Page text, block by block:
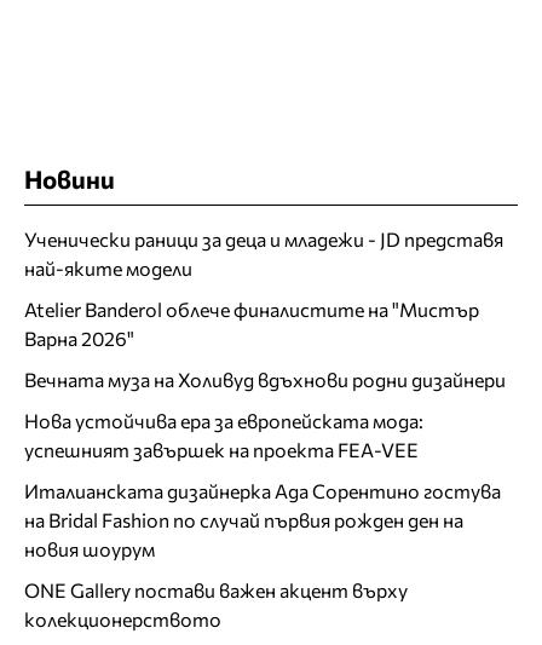
Новини
Ученически раници за деца и младежи - JD представя
най-яките модели
Atelier Banderol облече финалистите на "Мистър
Варна 2026"
Вечната муза на Холивуд вдъхнови родни дизайнери
Нова устойчива ера за европейската мода:
успешният завършек на проекта FEA-VEE
Италианската дизайнерка Ада Сорентино гостува
на Bridal Fashion по случай първия рожден ден на
новия шоурум
ONE Gallery постави важен акцент върху
колекционерството